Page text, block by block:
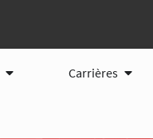
Ouvrir Vie étudiante
Carrières